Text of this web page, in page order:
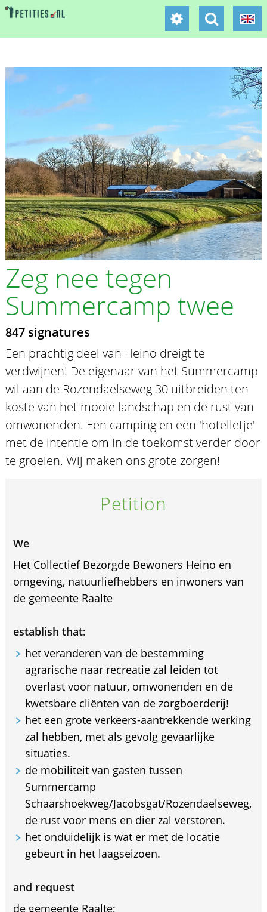
Zeg nee tegen
Summercamp twee
847 signatures
Een prachtig deel van Heino dreigt te
verdwijnen! De eigenaar van het Summercamp
wil aan de Rozendaelseweg 30 uitbreiden ten
koste van het mooie landschap en de rust van
omwonenden. Een camping en een 'hotelletje'
met de intentie om in de toekomst verder door
te groeien. Wij maken ons grote zorgen!
Petition
We
Het Collectief Bezorgde Bewoners Heino en
omgeving, natuurliefhebbers en inwoners van
de gemeente Raalte
establish that:
het veranderen van de bestemming
agrarische naar recreatie zal leiden tot
overlast voor natuur, omwonenden en de
kwetsbare cliënten van de zorgboerderij!
het een grote verkeers-aantrekkende werking
zal hebben, met als gevolg gevaarlijke
situaties.
de mobiliteit van gasten tussen
Summercamp
Schaarshoekweg/Jacobsgat/Rozendaelseweg,
de rust voor mens en dier zal verstoren.
het onduidelijk is wat er met de locatie
gebeurt in het laagseizoen.
and request
de gemeente Raalte;